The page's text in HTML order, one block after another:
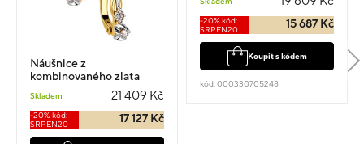
Náušnice z
kombinovaného zlata
visací 1.5cm 4.14g s
diamantem 0.160ct
Skladem 21 409 Kč
-20% kód:
SRPEN20
17 127 Kč
-20% kód:
SRPEN20
15 687 Kč
Koupit s kódem
kód: 000330705248